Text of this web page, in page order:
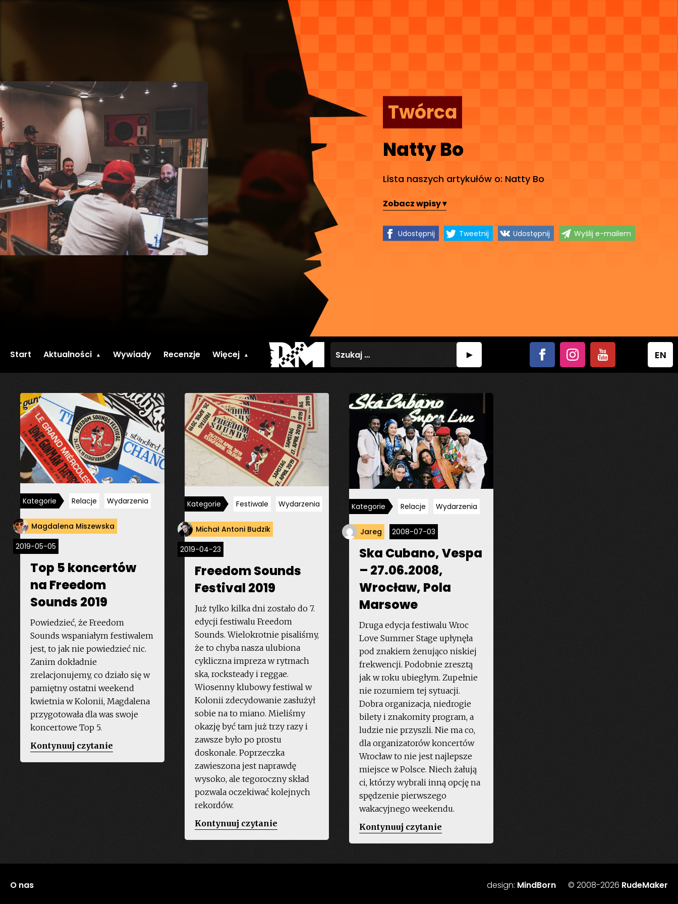
Twórca
Natty Bo
Lista naszych artykułów o: Natty Bo
Zobacz wpisy ▾
Udostępnij Tweetnij Udostępnij Wyślij e-mailem
EN
Start Aktualności Wywiady Recenzje Więcej
Kategorie Relacje Wydarzenia
Magdalena Miszewska
2019-05-05
Top 5 koncertów
na Freedom
Sounds 2019
Powiedzieć, że Freedom
Sounds wspaniałym festiwalem
jest, to jak nie powiedzieć nic.
Zanim dokładnie
zrelacjonujemy, co działo się w
pamiętny ostatni weekend
kwietnia w Kolonii, Magdalena
przygotowała dla was swoje
koncertowe Top 5.
Kontynuuj czytanie
Kategorie Festiwale Wydarzenia
Michał Antoni Budzik
2019-04-23
Freedom Sounds
Festival 2019
Już tylko kilka dni zostało do 7.
edycji festiwalu Freedom
Sounds. Wielokrotnie pisaliśmy,
że to chyba nasza ulubiona
cykliczna impreza w rytmach
ska, rocksteady i reggae.
Wiosenny klubowy festiwal w
Kolonii zdecydowanie zasłużył
sobie na to miano. Mieliśmy
okazję być tam już trzy razy i
zawsze było po prostu
doskonale. Poprzeczka
zawieszona jest naprawdę
wysoko, ale tegoroczny skład
pozwala oczekiwać kolejnych
rekordów.
Kontynuuj czytanie
2019”
Kategorie Relacje Wydarzenia
Jareg 2008-07-03
Ska Cubano, Vespa
– 27.06.2008,
Wrocław, Pola
Marsowe
Druga edycja festiwalu Wroc
Love Summer Stage upłynęła
pod znakiem żenująco niskiej
frekwencji. Podobnie zresztą
jak w roku ubiegłym. Zupełnie
nie rozumiem tej sytuacji.
Dobra organizacja, niedrogie
bilety i znakomity program, a
ludzie nie przyszli. Nie ma co,
dla organizatorów koncertów
Wrocław to nie jest najlepsze
miejsce w Polsce. Niech żałują
ci, którzy wybrali inną opcję na
spędzenie pierwszego
wakacyjnego weekendu.
Kontynuuj czytanie
–
O nas design: MindBorn © 2008-2026 RudeMaker